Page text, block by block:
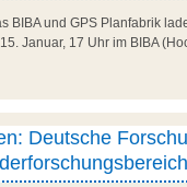
BIBA und GPS Planfabrik
Januar, 17 Uhr im BIBA
Deutsche